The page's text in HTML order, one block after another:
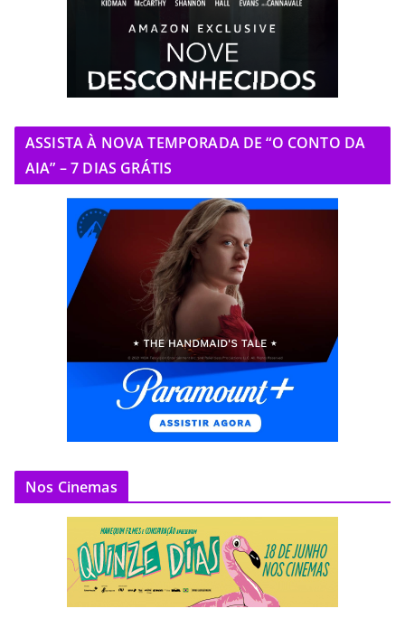
ASSISTA À NOVA TEMPORADA DE “O CONTO DA
AIA” – 7 DIAS GRÁTIS
Nos Cinemas